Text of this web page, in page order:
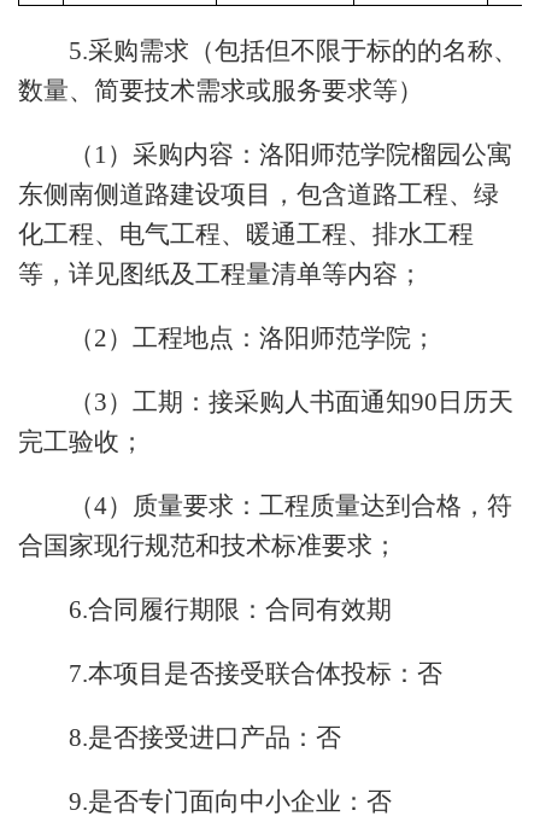
5.采购需求（包括但不限于标的的名称、
数量、简要技术需求或服务要求等）
（1）采购内容：洛阳师范学院榴园公寓
东侧南侧道路建设项目，包含道路工程、绿
化工程、电气工程、暖通工程、排水工程
等，详见图纸及工程量清单等内容；
（2）工程地点：洛阳师范学院；
（3）工期：接采购人书面通知90日历天
完工验收；
（4）质量要求：工程质量达到合格，符
合国家现行规范和技术标准要求；
6.合同履行期限：合同有效期
7.本项目是否接受联合体投标：否
8.是否接受进口产品：否
9.是否专门面向中小企业：否